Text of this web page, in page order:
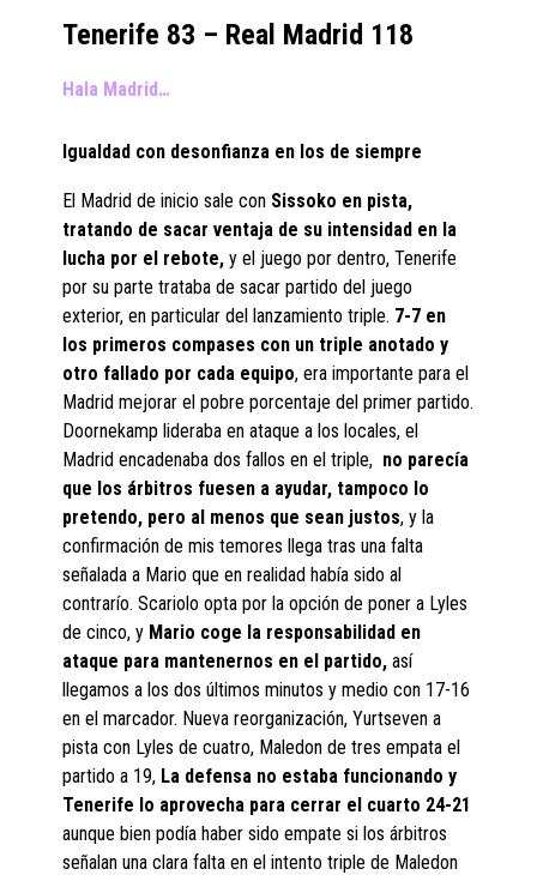
Tenerife 83 – Real Madrid 118
Hala Madrid…
Igualdad con desonfianza en los de siempre
El Madrid de inicio sale con Sissoko en pista,
tratando de sacar ventaja de su intensidad en la
lucha por el rebote, y el juego por dentro, Tenerife
por su parte trataba de sacar partido del juego
exterior, en particular del lanzamiento triple. 7-7 en
los primeros compases con un triple anotado y
otro fallado por cada equipo, era importante para el
Madrid mejorar el pobre porcentaje del primer partido.
Doornekamp lideraba en ataque a los locales, el
Madrid encadenaba dos fallos en el triple, no parecía
que los árbitros fuesen a ayudar, tampoco lo
pretendo, pero al menos que sean justos, y la
confirmación de mis temores llega tras una falta
señalada a Mario que en realidad había sido al
contrarío. Scariolo opta por la opción de poner a Lyles
de cinco, y Mario coge la responsabilidad en
ataque para mantenernos en el partido, así
llegamos a los dos últimos minutos y medio con 17-16
en el marcador. Nueva reorganización, Yurtseven a
pista con Lyles de cuatro, Maledon de tres empata el
partido a 19, La defensa no estaba funcionando y
Tenerife lo aprovecha para cerrar el cuarto 24-21
aunque bien podía haber sido empate si los árbitros
señalan una clara falta en el intento triple de Maledon